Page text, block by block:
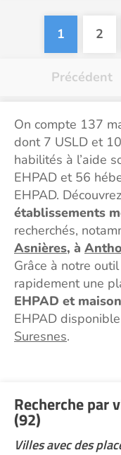
1 2
Précédent
On compte 137
dont 7 USLD et
habilités à l’aide
EHPAD et 56
EHPAD.
établissements
recherchés,
Asnières, à
Grâce à notre
rapidement une
EHPAD et
EHPAD
Suresnes.
Recherche par
(92)
Villes avec des